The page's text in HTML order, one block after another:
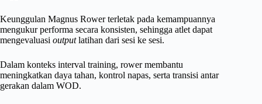
Keunggulan Magnus Rower terletak pada kemampuannya
mengukur performa secara konsisten, sehingga atlet dapat
mengevaluasi outputlatihan dari sesi ke sesi.
Dalam konteks interval training, rower membantu
meningkatkan daya tahan, kontrol napas, serta transisi antar
gerakan dalam WOD.